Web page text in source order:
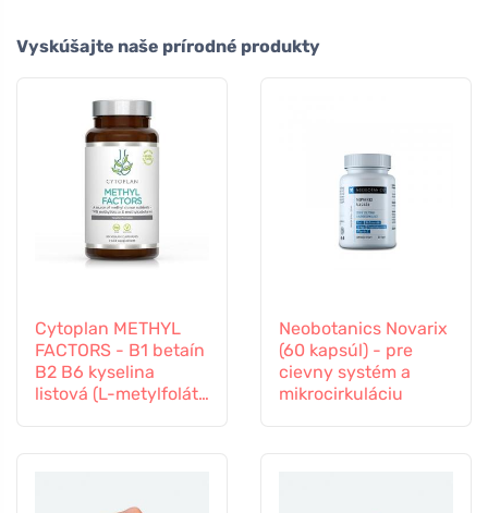
Vyskúšajte naše prírodné produkty
Cytoplan METHYL
FACTORS - B1 betaín
B2 B6 kyselina
listová (L-metylfolát)
Neobotanics Novarix
(60 kapsúl) - pre
cievny systém a
mikrocirkuláciu